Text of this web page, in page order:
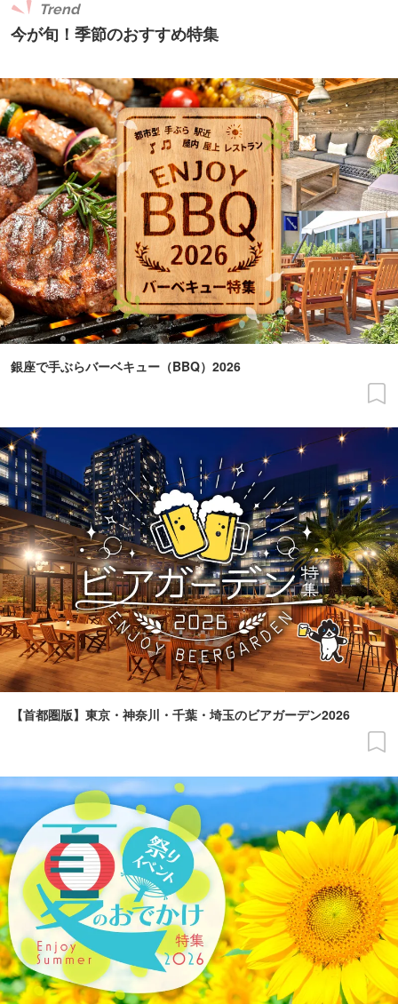
今が旬！季節のおすすめ特集
Trend
銀座で手ぶらバーベキュー（BBQ）2026
【首都圏版】東京・神奈川・千葉・埼玉のビアガーデン2026